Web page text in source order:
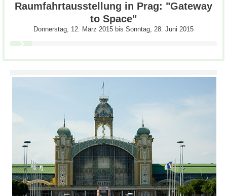
Raumfahrtausstellung in Prag: "Gateway
to Space"
Donnerstag, 12. März 2015 bis Sonntag, 28. Juni 2015